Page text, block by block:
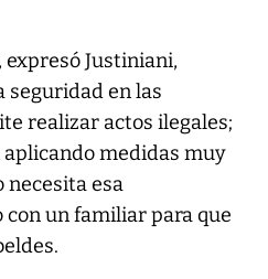
expresó Justiniani,
seguridad en las
realizar actos ilegales;
medidas muy
necesita esa
un familiar para que